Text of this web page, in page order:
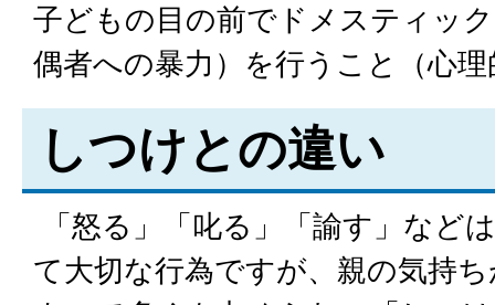
子どもの目の前でドメスティッ
偶者への暴力）を行うこと（心
しつけとの違い
「怒る」「叱る」「諭す」など
て大切な行為ですが、親の気持